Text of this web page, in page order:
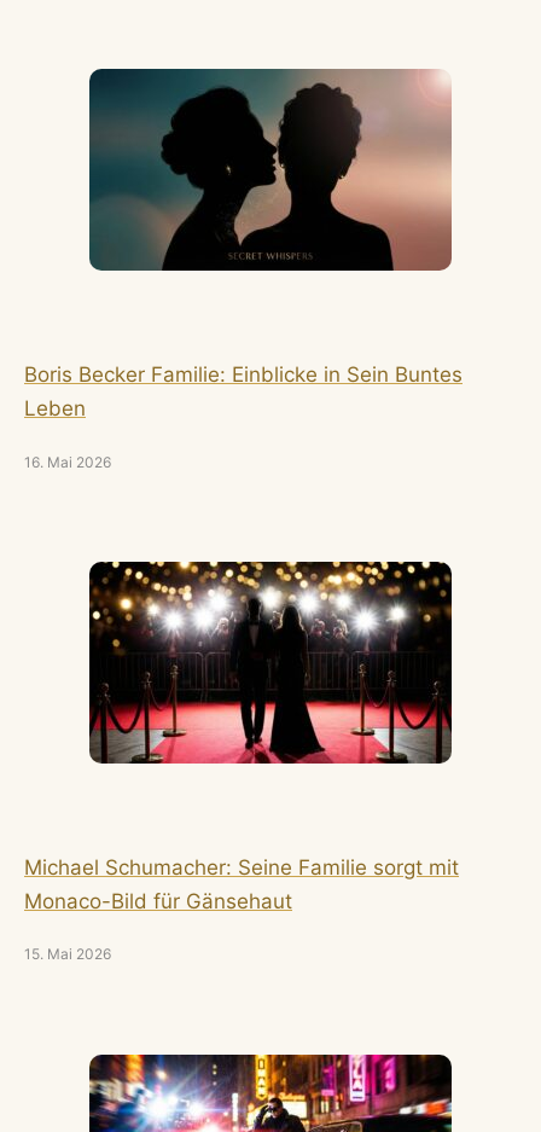
Boris Becker Familie: Einblicke in Sein Buntes
Leben
16. Mai 2026
Michael Schumacher: Seine Familie sorgt mit
Monaco-Bild für Gänsehaut
15. Mai 2026